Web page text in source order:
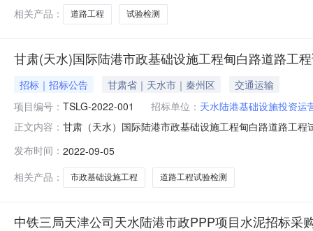
相关产品：
道路工程 试验检测
甘肃(天水)国际陆港市政基础设施工程甸白路道路工
招标｜招标公告 甘肃省｜天水市｜秦州区
交通运输
项目编号： TSLG-2022-001 招标单位： 天水陆港基础设施投资运
正文内容： 甘肃（天水）国际陆港市政基础设施工程甸白路道路工
15333440804竞价(公告)开始时间2022-09-0510:00:00
发布时间： 2022-09-05
相关产品：
市政基础设施工程 道路工程试验检测
中铁三局天津公司天水陆港市政PPP项目水泥招标采